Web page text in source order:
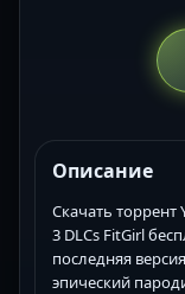
Описание
Скачать торрент
3 DLCs FitGirl
последняя
эпический